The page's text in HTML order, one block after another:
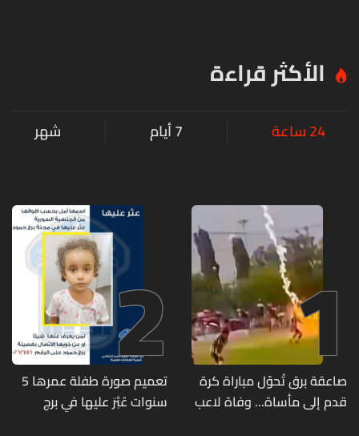
الأكثر قراءة
24 ساعة 7 أيام شهر
1
صاعقة برق تُحوّل مباراة كرة
قدم إلى مأساة... وفاة لاعب
2
تعميم صورة طفلة عمرها 5
سنوات عُثِرَ عليها في برج